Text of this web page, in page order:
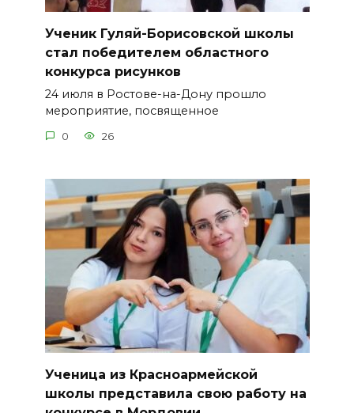
Ученик Гуляй-Борисовской школы
стал победителем областного
конкурса рисунков
24 июля в Ростове-на-Дону прошло
мероприятие, посвященное
0 26
Ученица из Красноармейской
школы представила свою работу на